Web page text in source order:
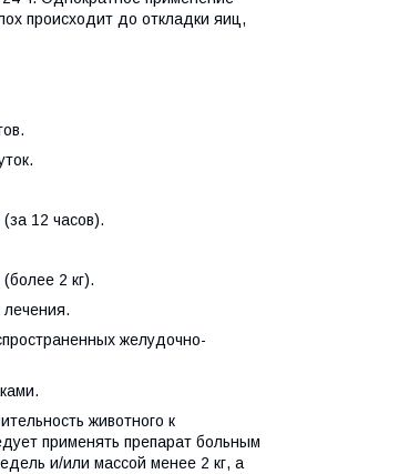
происходит до откладки яиц,
12 часов).
2 кг).
желудочно-
животного к
применять препарат больным
и/или массой менее 2 кг, а